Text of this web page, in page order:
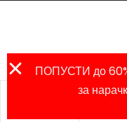
ПОПУСТИ до
за